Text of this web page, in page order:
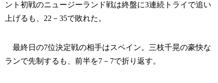
ント初戦のニュージーランド戦は終盤に3連続トライで追い
上げるも、22－35で敗れた。
最終日の7位決定戦の相手はスペイン。三枝千晃の豪快な
ランで先制するも、前半を7－7で折り返す。